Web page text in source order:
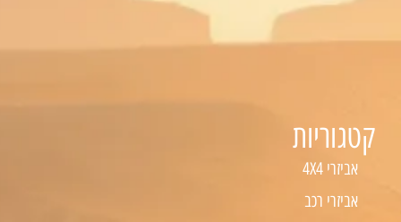
קטגוריות
אביזרי 4X4
אביזרי רכב